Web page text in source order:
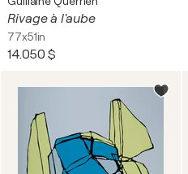
Rivage à l'aube
77x51in
14.050 $